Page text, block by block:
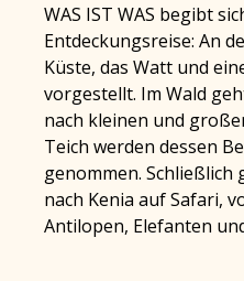
WAS IST WAS begibt
Entdeckungsreise: An
Küste, das Watt und
vorgestellt. Im Wald
nach kleinen und
Teich werden dessen
genommen. Schließlich
nach Kenia auf Safari,
Antilopen, Elefanten